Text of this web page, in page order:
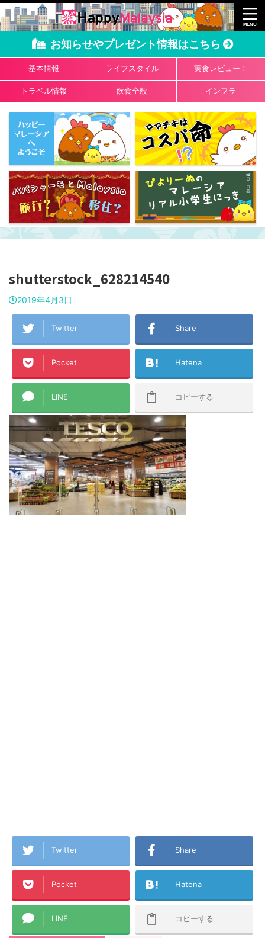
お知らせやプレゼント情報はこちら
基本情報 ライフスタイル 実食レビュー！
トラベル情報 飲食全般 インフラ
shutterstock_628214540
2019年4月3日
Twitter Share
Pocket Hatena
LINE コピーする
Twitter Share
Pocket Hatena
LINE コピーする